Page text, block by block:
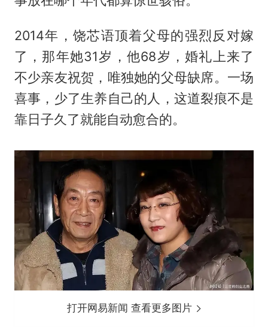
2014年，饶芯语顶着父母的强烈反对嫁
了，那年她31岁，他68岁，婚礼上来了
不少亲友祝贺，唯独她的父母缺席。一场
喜事，少了生养自己的人，这道裂痕不是
靠日子久了就能自动愈合的。
打开网易新闻 查看更多图片